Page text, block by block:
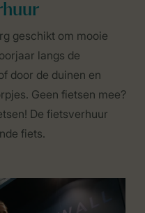
geschikt om mooie
langs de
door de duinen en
Geen fietsen mee?
De fietsverhuur
fiets.